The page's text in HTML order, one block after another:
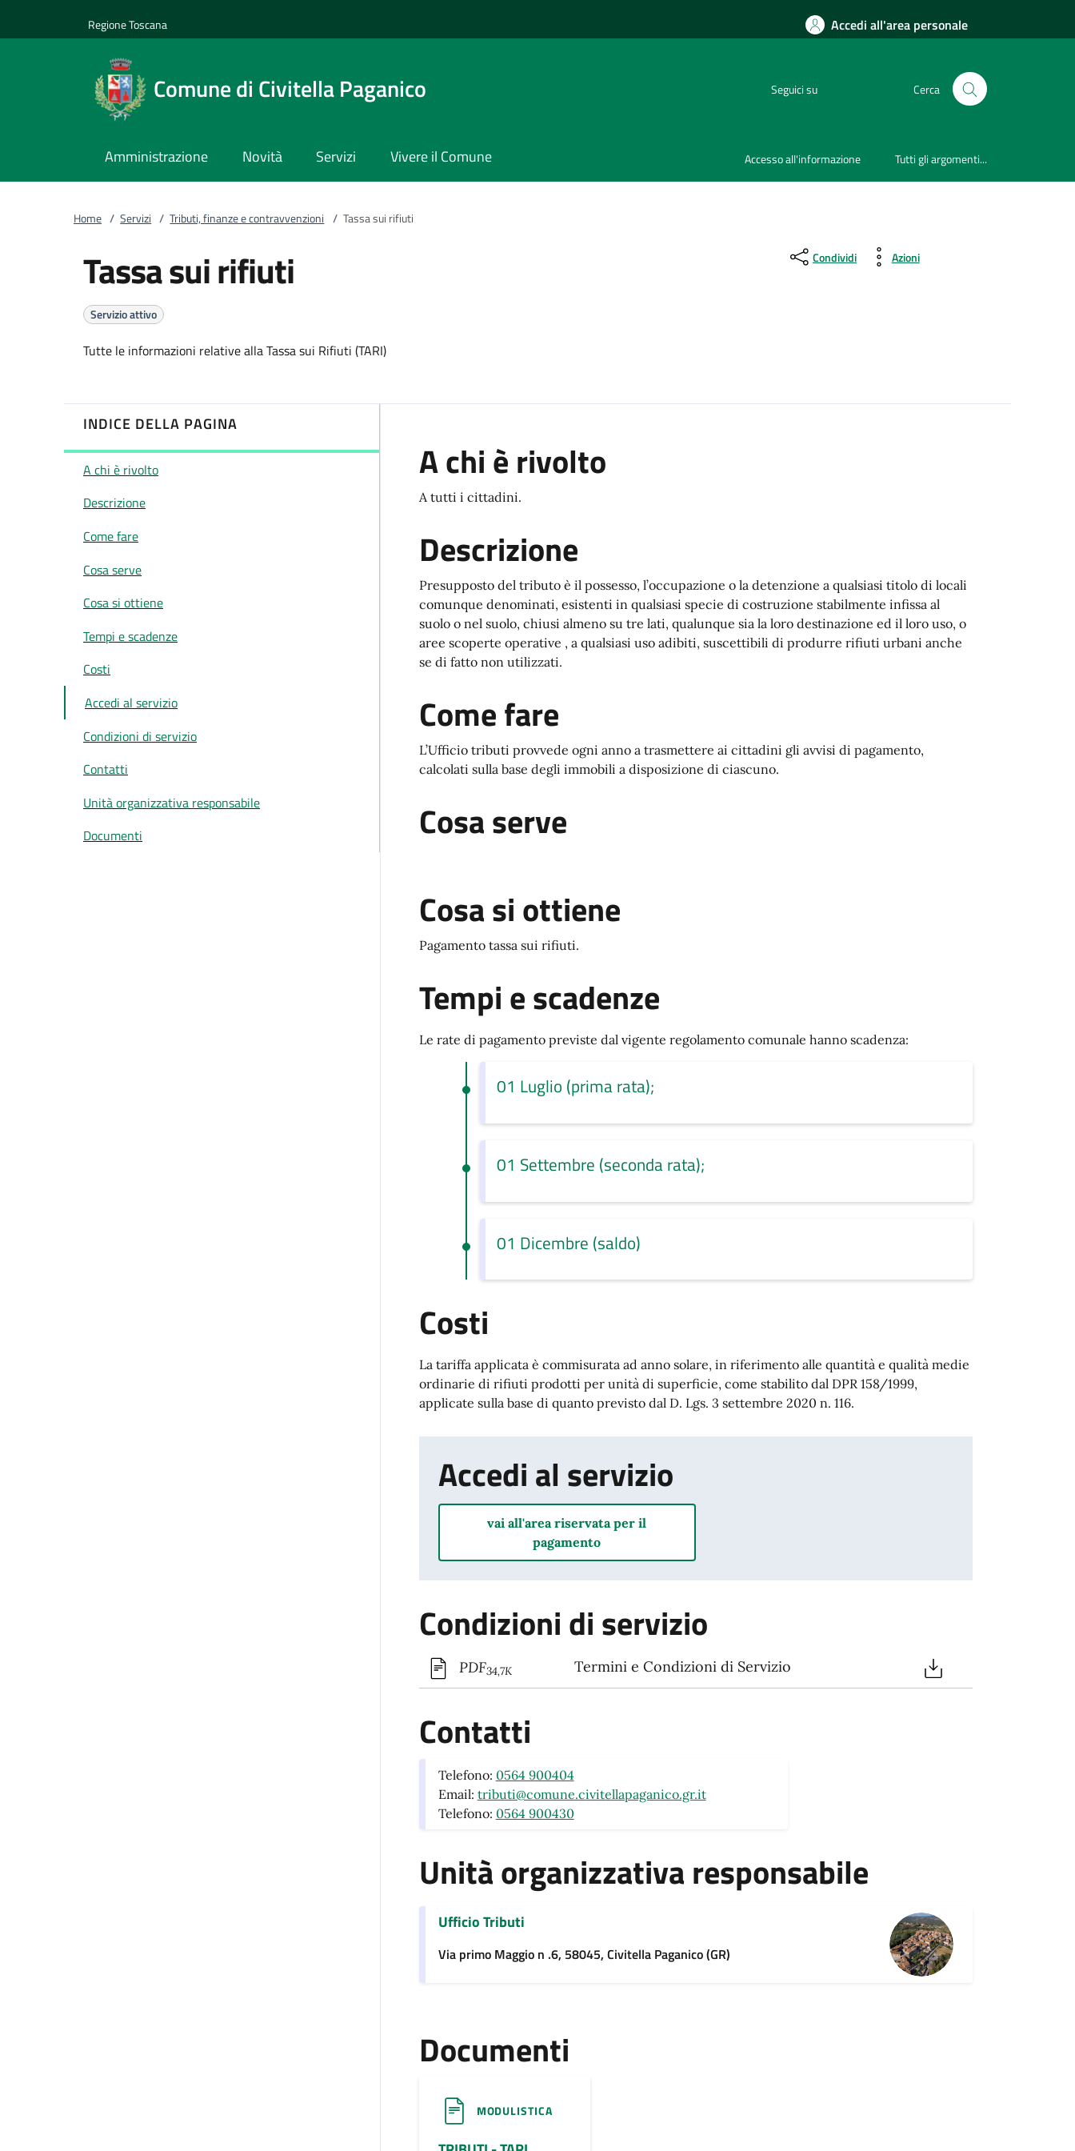
Regione Toscana Accedi all'area personale
Comune di Civitella Paganico Seguici su Cerca
Amministrazione Novità Servizi Vivere il Comune Accesso all'informazione Tutti gli argomenti...
Home / Servizi / Tributi, finanze e contravvenzioni / Tassa sui rifiuti
Tassa sui rifiuti
Servizio attivo
Tutte le informazioni relative alla Tassa sui Rifiuti (TARI)
Condividi Azioni
INDICE DELLA PAGINA
A chi è rivolto
Descrizione
Come fare
Cosa serve
Cosa si ottiene
Tempi e scadenze
Costi
Accedi al servizio
Condizioni di servizio
Contatti
Unità organizzativa responsabile
Documenti
A chi è rivolto
A tutti i cittadini.
Descrizione
Presupposto del tributo è il possesso, l’occupazione o la detenzione a qualsiasi titolo di locali
comunque denominati, esistenti in qualsiasi specie di costruzione stabilmente infissa al
suolo o nel suolo, chiusi almeno su tre lati, qualunque sia la loro destinazione ed il loro uso, o
aree scoperte operative , a qualsiasi uso adibiti, suscettibili di produrre rifiuti urbani anche
se di fatto non utilizzati.
Come fare
L’Ufficio tributi provvede ogni anno a trasmettere ai cittadini gli avvisi di pagamento,
calcolati sulla base degli immobili a disposizione di ciascuno.
Cosa serve
Cosa si ottiene
Pagamento tassa sui rifiuti.
Tempi e scadenze
Le rate di pagamento previste dal vigente regolamento comunale hanno scadenza:
01 Luglio (prima rata);
01 Settembre (seconda rata);
01 Dicembre (saldo)
Costi
La tariffa applicata è commisurata ad anno solare, in riferimento alle quantità e qualità medie
ordinarie di rifiuti prodotti per unità di superficie, come stabilito dal DPR 158/1999,
applicate sulla base di quanto previsto dal D. Lgs. 3 settembre 2020 n. 116.
Accedi al servizio
vai all'area riservata per il
pagamento
Condizioni di servizio
PDF34,7K Termini e Condizioni di Servizio
Contatti
Telefono: 0564 900404
Email: tributi@comune.civitellapaganico.gr.it
Telefono: 0564 900430
Unità organizzativa responsabile
Ufficio Tributi
Via primo Maggio n .6, 58045, Civitella Paganico (GR)
Documenti
MODULISTICA